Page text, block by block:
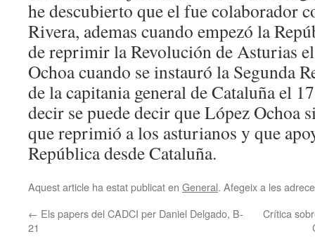
he descubierto que el fue colaborador
Rivera, ademas cuando empezó la
de reprimir la Revolución de Asturias
Ochoa cuando se instauró la Segunda
de la capitania general de Cataluña el
decir se puede decir que López Ochoa
que reprimió a los asturianos y que
República desde Cataluña.
Aquest article ha estat publicat en General. Afegeix a les
← Els papers del CADCI per Daniel Delgado, B-
21
Crítica